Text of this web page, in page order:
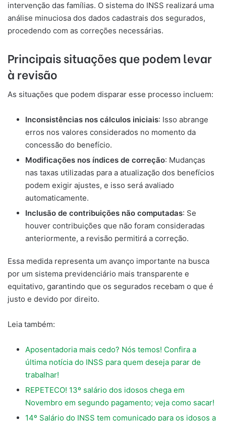
intervenção das famílias. O sistema do INSS realizará uma
análise minuciosa dos dados cadastrais dos segurados,
procedendo com as correções necessárias.
Principais situações que podem levar
à revisão
As situações que podem disparar esse processo incluem:
Inconsistências nos cálculos iniciais: Isso abrange
erros nos valores considerados no momento da
concessão do benefício.
Modificações nos índices de correção: Mudanças
nas taxas utilizadas para a atualização dos benefícios
podem exigir ajustes, e isso será avaliado
automaticamente.
Inclusão de contribuições não computadas: Se
houver contribuições que não foram consideradas
anteriormente, a revisão permitirá a correção.
Essa medida representa um avanço importante na busca
por um sistema previdenciário mais transparente e
equitativo, garantindo que os segurados recebam o que é
justo e devido por direito.
Leia também:
Aposentadoria mais cedo? Nós temos! Confira a
última notícia do INSS para quem deseja parar de
trabalhar!
REPETECO! 13º salário dos idosos chega em
Novembro em segundo pagamento; veja como sacar!
14º Salário do INSS tem comunicado para os idosos a